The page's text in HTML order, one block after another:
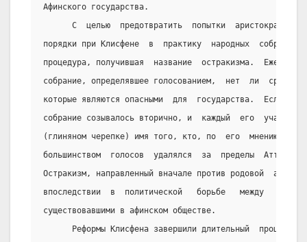
Афинского государства.
С  целью  предотвратить  попытки  аристократии
порядки при Клисфене  в  практику  народных  собраний
процедура, получившая  название  остракизма.  Ежегодно
собрание, определявшее голосованием,  нет  ли  среди
которые являются опасными  для  государства.  Если
собрание созывалось вторично, и  каждый  его
(глиняном черепке) имя того, кто, по  его  мнению,
большинством  голосов  удалялся  за  пределы
Остракизм, направленный вначале против родовой
впоследствии  в  политической   борьбе   между
существовавшими в афинском обществе.
Реформы Клисфена завершили длительный  процесс